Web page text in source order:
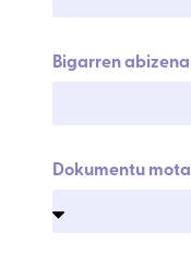
Bigarren abizena
Dokumentu mota